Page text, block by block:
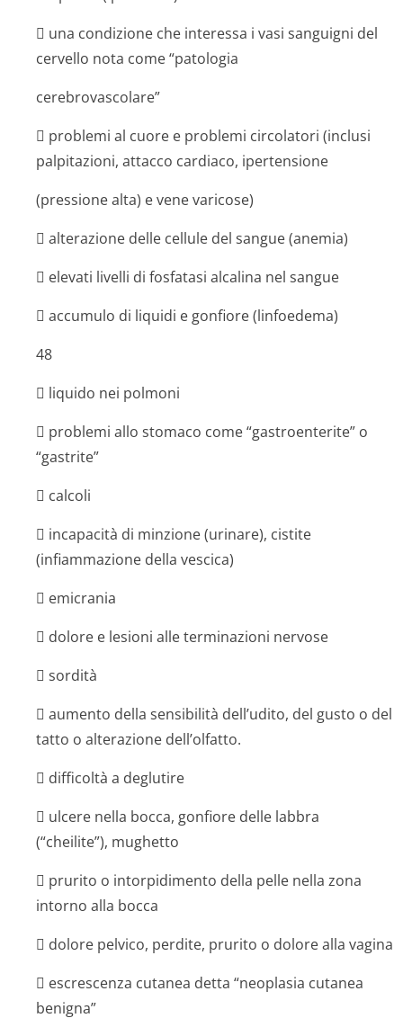
 una condizione che interessa i vasi sanguigni del
cervello nota come “patologia
cerebrovascolare”
 problemi al cuore e problemi circolatori (inclusi
palpitazioni, attacco cardiaco, ipertensione
(pressione alta) e vene varicose)
 alterazione delle cellule del sangue (anemia)
 elevati livelli di fosfatasi alcalina nel sangue
 accumulo di liquidi e gonfiore (linfoedema)
48
 liquido nei polmoni
 problemi allo stomaco come “gastroenterite” o
“gastrite”
 calcoli
 incapacità di minzione (urinare), cistite
(infiammazione della vescica)
 emicrania
 dolore e lesioni alle terminazioni nervose
 sordità
 aumento della sensibilità dell’udito, del gusto o del
tatto o alterazione dell’olfatto.
 difficoltà a deglutire
 ulcere nella bocca, gonfiore delle labbra
(“cheilite”), mughetto
 prurito o intorpidimento della pelle nella zona
intorno alla bocca
 dolore pelvico, perdite, prurito o dolore alla vagina
 escrescenza cutanea detta “neoplasia cutanea
benigna”